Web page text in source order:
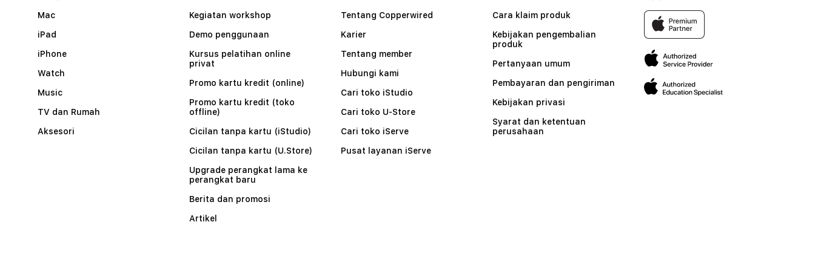
Mac
iPad
iPhone
Watch
Music
TV dan Rumah
Aksesori
Kegiatan workshop
Demo penggunaan
Kursus pelatihan online
privat
Promo kartu kredit (online)
Promo kartu kredit (toko
offline)
Cicilan tanpa kartu (iStudio)
Cicilan tanpa kartu (U.Store)
Upgrade perangkat lama ke
perangkat baru
Berita dan promosi
Artikel
Tentang Copperwired
Karier
Tentang member
Hubungi kami
Cari toko iStudio
Cari toko U-Store
Cari toko iServe
Pusat layanan iServe
Cara klaim produk
Kebijakan pengembalian
produk
Pertanyaan umum
Pembayaran dan pengiriman
Kebijakan privasi
Syarat dan ketentuan
perusahaan